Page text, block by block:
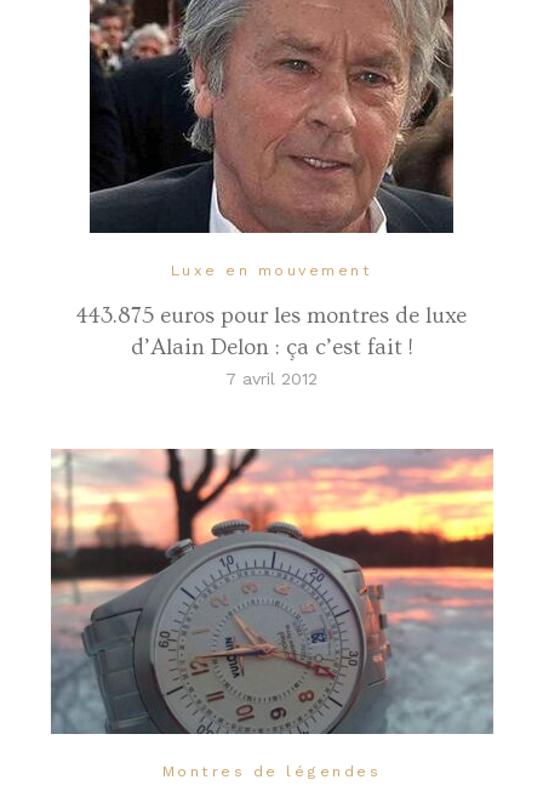
Luxe en mouvement
443.875 euros pour les montres de luxe
d’Alain Delon : ça c’est fait !
7 avril 2012
Montres de légendes